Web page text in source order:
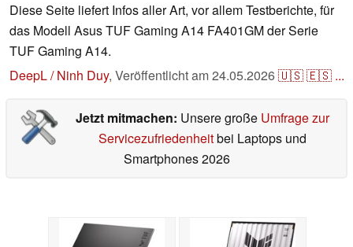
Diese Seite liefert Infos aller Art, vor allem Testberichte, für
das Modell Asus TUF Gaming A14 FA401GM der Serie
TUF Gaming A14.
DeepL / Ninh Duy, Veröffentlicht am24.05.2026🇺🇸🇪🇸 ...
Jetzt mitmachen: Unsere große Umfrage zur
Servicezufriedenheitbei Laptops und
Smartphones 2026